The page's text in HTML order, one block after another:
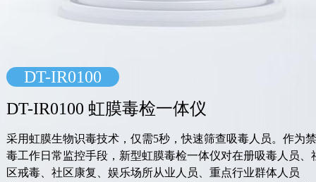
DT-IR0100
DT-IR0100 虹膜毒检一体仪
采用虹膜生物识毒技术，仅需5秒，快速筛查吸毒人员。作为
毒工作日常监控手段，新型虹膜毒检一体仪对在册吸毒人员、
区戒毒、社区康复、娱乐场所从业人员、重点行业群体人员